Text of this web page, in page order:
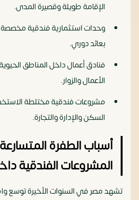
الإقامة طويلة وقصيرة المدى.
وحدات استثمارية فندقية مخصصة
بعائد دوري.
فنادق أعمال داخل المناطق
الأعمال والزوار.
مشروعات فندقية مختلطة
السكن والإدارة والتجارة.
أسباب الطفرة
المشروعات الفندقية
تشهد مصر في السنوات الأخيرة توسع